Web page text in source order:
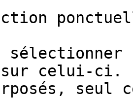
celui-ci.
seul